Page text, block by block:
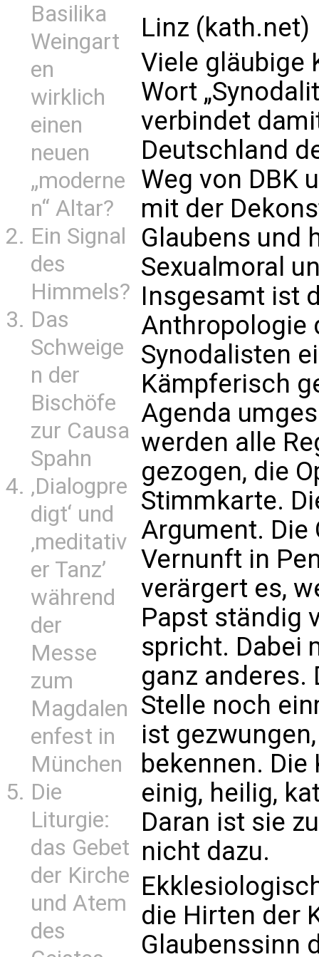
Basilika
Weingart
en
wirklich
einen
neuen
„moderne
n“ Altar?
Ein Signal
des
Himmels?
Das
Schweige
n der
Bischöfe
zur Causa
Spahn
‚Dialogpre
digt‘ und
‚meditativ
er Tanz’
während
der
Messe
zum
Magdalen
enfest in
München
Die
Liturgie:
das Gebet
der Kirche
und Atem
des
Linz (kath.net)
Viele gläubige
Wort
verbindet
Deutschland
Weg von DBK
mit der
Glaubens und
Sexualmoral
Insgesamt ist
Anthropologie
Synodalisten
Kämpferisch
Agenda
werden alle
gezogen, die
Stimmkarte.
Argument. Die
Vernunft in
verärgert es,
Papst ständig
spricht. Dabei
ganz anderes.
Stelle noch
ist
bekennen.
einig, heilig,
Daran ist sie
nicht dazu.
die Hirten der
Glaubenssinn